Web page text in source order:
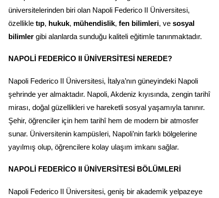
üniversitelerinden biri olan Napoli Federico II Üniversitesi,
özellikle tıp, hukuk, mühendislik, fen bilimleri, ve sosyal
bilimler gibi alanlarda sunduğu kaliteli eğitimle tanınmaktadır.
NAPOLI FEDERICO II ÜNIVERSITESI NEREDE?
Napoli Federico II Üniversitesi, İtalya’nın güneyindeki Napoli
şehrinde yer almaktadır. Napoli, Akdeniz kıyısında, zengin tarihî
mirası, doğal güzellikleri ve hareketli sosyal yaşamıyla tanınır.
Şehir, öğrenciler için hem tarihî hem de modern bir atmosfer
sunar. Üniversitenin kampüsleri, Napoli’nin farklı bölgelerine
yayılmış olup, öğrencilere kolay ulaşım imkanı sağlar.
NAPOLI FEDERICO II ÜNIVERSITESI BÖLÜMLERI
Napoli Federico II Üniversitesi, geniş bir akademik yelpazeye